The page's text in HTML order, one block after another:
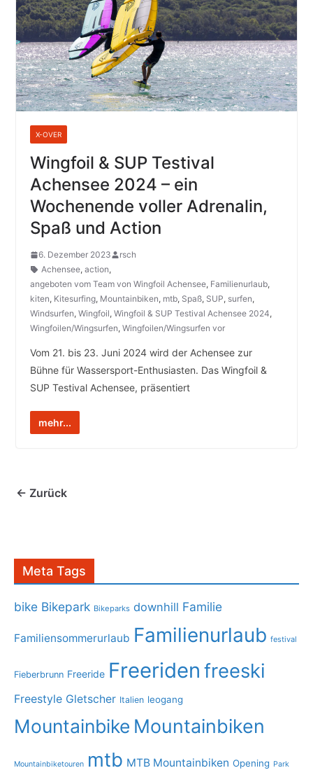
X-OVER
Wingfoil & SUP Testival
Achensee 2024 – ein
Wochenende voller Adrenalin,
Spaß und Action
6. Dezember 2023
rsch
Achensee, action,
angeboten vom Team von Wingfoil Achensee, Familienurlaub,
kiten, Kitesurfing, Mountainbiken, mtb, Spaß, SUP, surfen,
Windsurfen, Wingfoil, Wingfoil & SUP Testival Achensee 2024,
Wingfoilen/Wingsurfen, Wingfoilen/Wingsurfen vor
Vom 21. bis 23. Juni 2024 wird der Achensee zur
Bühne für Wassersport-Enthusiasten. Das Wingfoil &
SUP Testival Achensee, präsentiert
mehr...
← Zurück
Meta Tags
bike Bikepark Bikeparks downhill Familie
Familiensommerurlaub Familienurlaub festival
Fieberbrunn Freeride Freeriden freeski
Freestyle Gletscher Italien leogang
Mountainbike Mountainbiken
Mountainbiketouren mtb MTB Mountainbiken Opening Park